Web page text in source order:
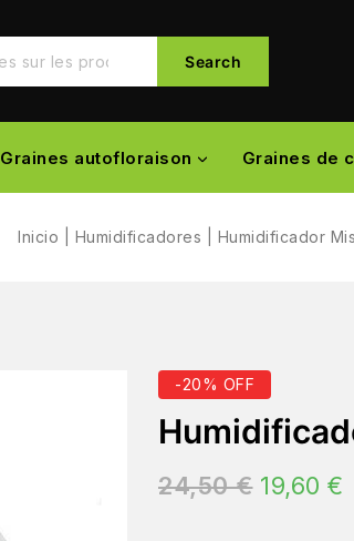
Search
Graines autofloraison Graines de
Inicio Humidificadores Humidificador
-20% OFF
24,50€ 19,60 €